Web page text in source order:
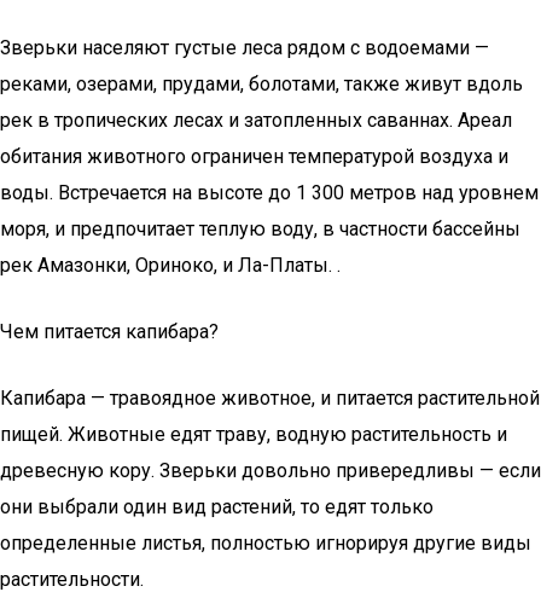
Зверьки населяют густые леса рядом с водоемами —
реками, озерами, прудами, болотами, также живут вдоль
рек в тропических лесах и затопленных саваннах. Ареал
обитания животного ограничен температурой воздуха и
воды. Встречается на высоте до 1 300 метров над уровнем
моря, и предпочитает теплую воду, в частности бассейны
рек Амазонки, Ориноко, и Ла-Платы. .
Чем питается капибара?
Капибара — травоядное животное, и питается растительной
пищей. Животные едят траву, водную растительность и
древесную кору. Зверьки довольно привередливы — если
они выбрали один вид растений, то едят только
определенные листья, полностью игнорируя другие виды
растительности.